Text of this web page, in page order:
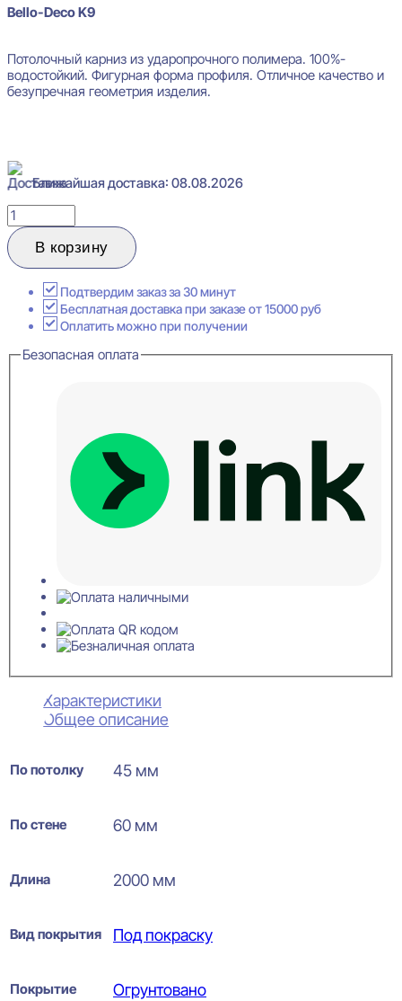
Bello-Deco K9
Потолочный карниз из ударопрочного полимера. 100%-
водостойкий. Фигурная форма профиля. Отличное качество и
безупречная геометрия изделия.
Ближайшая доставка: 08.08.2026
Количество
товара
Bello-
Deco
Карниз
потолочный
45x60x2000
В корзину
Подтвердим заказ за 30 минут
Бесплатная доставка при заказе от 15000 руб
Оплатить можно при получении
Безопасная оплата
Характеристики
Общее описание
По потолку 45 мм
По стене 60 мм
Длина 2000 мм
Вид покрытия Под покраску
Покрытие Огрунтовано